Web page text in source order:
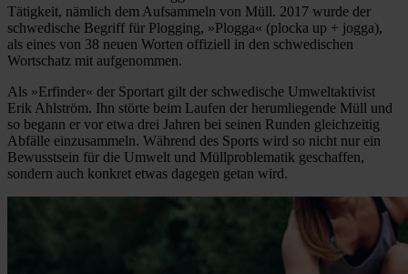
Tätigkeit, nämlich dem Aufsammeln von Müll. 2017 wurde der
schwedische Begriff für Plogging, »Plogga« (plocka up + jogga),
als eines von 38 neuen Worten offiziell in den schwedischen
Wortschatz mit aufgenommen.
Als »Erfinder« der Sportart gilt der schwedische Umweltaktivist
Erik Ahlström. Ihn störte beim Laufen der herumliegende Müll und
so begann er vor etwa drei Jahren bei seinen Runden gleichzeitig
Abfälle einzusammeln. Während des Sports wird so nicht nur ein
Bewusstsein für die Umwelt und Müllproblematik geschaffen,
sondern auch konkret etwas dagegen getan wird.